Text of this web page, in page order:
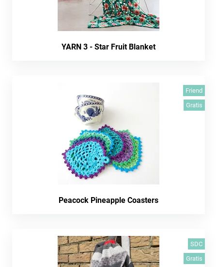
YARN 3 - Star Fruit Blanket
Friend
Gratis
Peacock Pineapple Coasters
SDC
Gratis